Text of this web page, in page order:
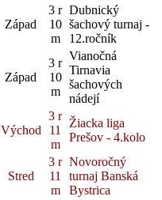
Západ
3 r
10
m
Dubnický
šachový turnaj -
12.ročník
Západ
3 r
10
m
Vianočná
Tirnavia
šachových
nádejí
Východ
3 r
11
m
Žiacka liga
Prešov - 4.kolo
Stred
3 r
11
m
Novoročný
turnaj Banská
Bystrica